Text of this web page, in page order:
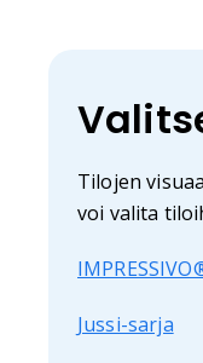
Tilojen
voi valita
Jussi-sarja